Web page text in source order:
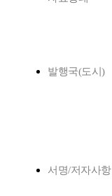
발행국(도시)
서명/저자사항